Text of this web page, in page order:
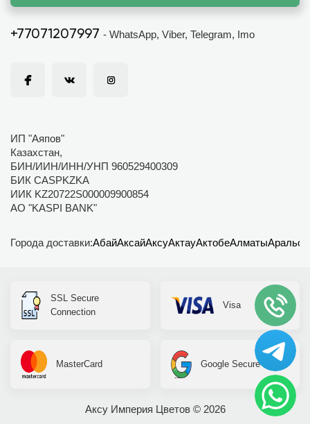
+77071207997 - WhatsApp, Viber, Telegram, Imo
ИП "Аяпов"
Казахстан,
БИН/ИИН/ИНН/УНП 960529400309
БИК CASPKZKA
ИИК KZ20722S000009900854
АО "KASPI BANK"
Города доставки:АбайАксайАксуАктауАктобеАлматыАральск
Аксу Империя Цветов © 2026
SSL Secure
Connection
Visa
MasterCard Google Secure